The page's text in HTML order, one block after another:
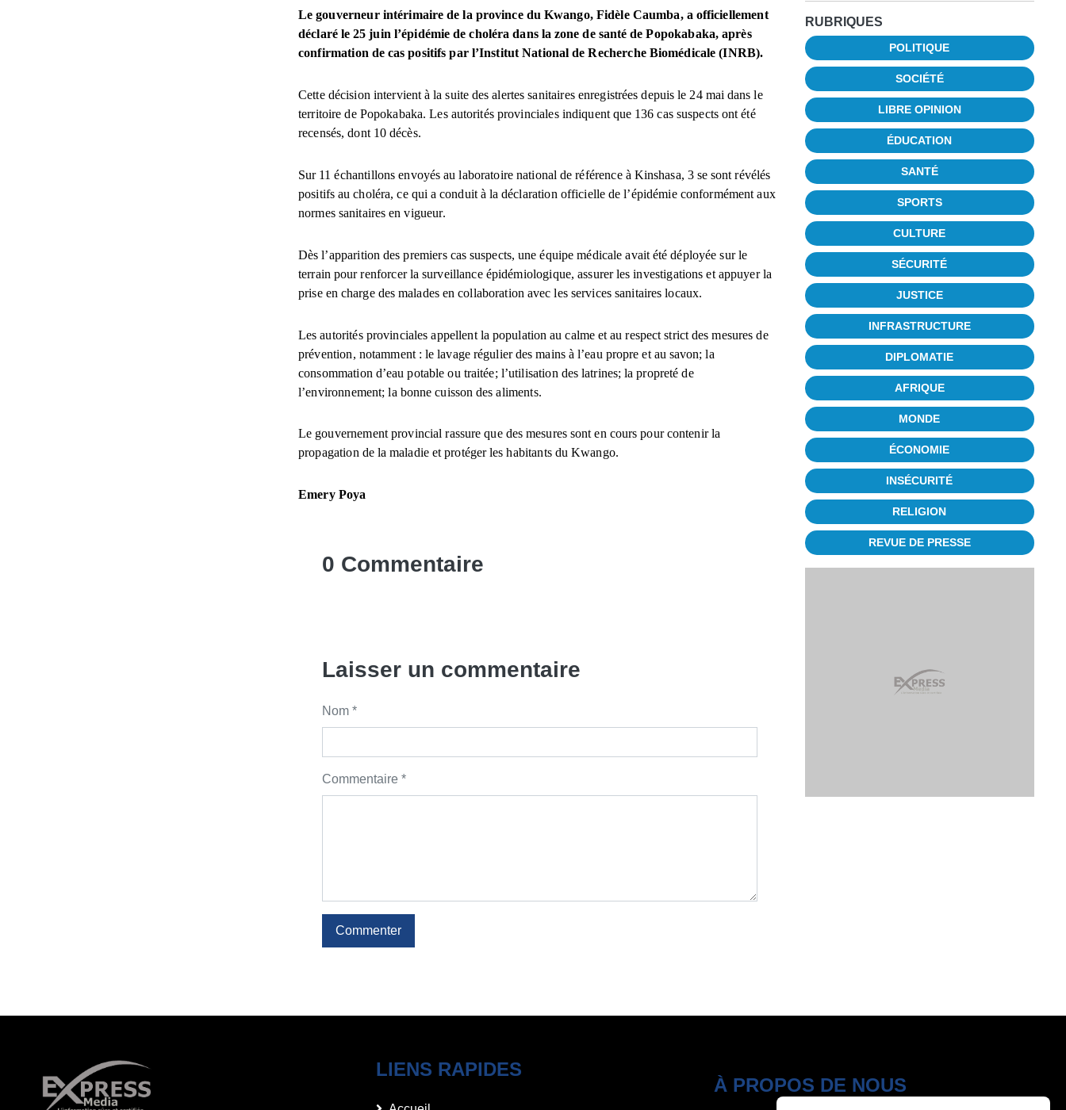
Le gouverneur intérimaire de la province du Kwango, Fidèle Caumba, a officiellement
déclaré le 25 juin l’épidémie de choléra dans la zone de santé de Popokabaka, après
confirmation de cas positifs par l’Institut National de Recherche Biomédicale (INRB).
Cette décision intervient à la suite des alertes sanitaires enregistrées depuis le 24 mai dans le
territoire de Popokabaka. Les autorités provinciales indiquent que 136 cas suspects ont été
recensés, dont 10 décès.
Sur 11 échantillons envoyés au laboratoire national de référence à Kinshasa, 3 se sont révélés
positifs au choléra, ce qui a conduit à la déclaration officielle de l’épidémie conformément aux
normes sanitaires en vigueur.
Dès l’apparition des premiers cas suspects, une équipe médicale avait été déployée sur le
terrain pour renforcer la surveillance épidémiologique, assurer les investigations et appuyer la
prise en charge des malades en collaboration avec les services sanitaires locaux.
Les autorités provinciales appellent la population au calme et au respect strict des mesures de
prévention, notamment : le lavage régulier des mains à l’eau propre et au savon; la
consommation d’eau potable ou traitée; l’utilisation des latrines; la propreté de
l’environnement; la bonne cuisson des aliments.
Le gouvernement provincial rassure que des mesures sont en cours pour contenir la
propagation de la maladie et protéger les habitants du Kwango.
Emery Poya
0 Commentaire
Laisser un commentaire
Nom *
Commentaire *
Commenter
RUBRIQUES
POLITIQUE
SOCIÉTÉ
LIBRE OPINION
ÉDUCATION
SANTÉ
SPORTS
CULTURE
SÉCURITÉ
JUSTICE
INFRASTRUCTURE
DIPLOMATIE
AFRIQUE
MONDE
ÉCONOMIE
INSÉCURITÉ
RELIGION
REVUE DE PRESSE
LIENS RAPIDES
À PROPOS DE NOUS